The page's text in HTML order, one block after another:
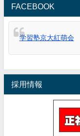
FACEBOOK
学習塾京大紅萌会
採用情報